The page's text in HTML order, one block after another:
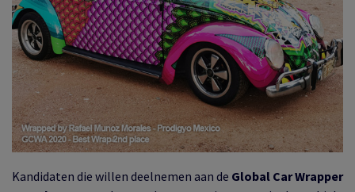
Kandidaten die willen deelnemen aan de Global Car Wrapper